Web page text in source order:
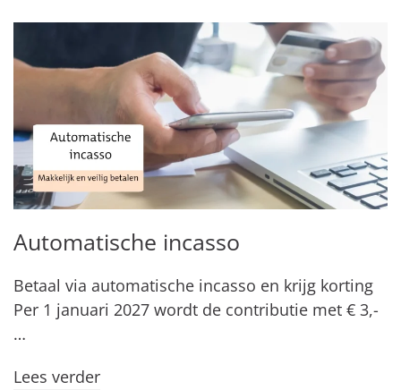
Automatische incasso
Betaal via automatische incasso en krijg korting
Per 1 januari 2027 wordt de contributie met € 3,-
…
Lees verder